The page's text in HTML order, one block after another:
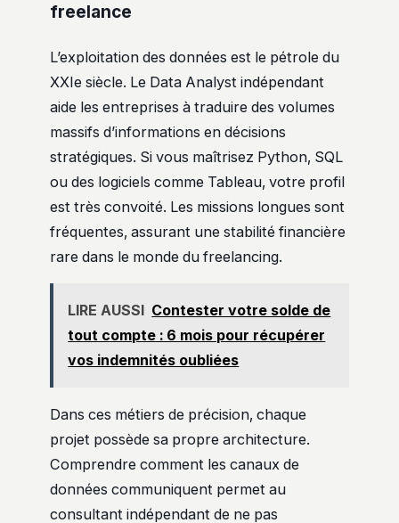
freelance
L’exploitation des données est le pétrole du
XXIe siècle. Le Data Analyst indépendant
aide les entreprises à traduire des volumes
massifs d’informations en décisions
stratégiques. Si vous maîtrisez Python, SQL
ou des logiciels comme Tableau, votre profil
est très convoité. Les missions longues sont
fréquentes, assurant une stabilité financière
rare dans le monde du freelancing.
LIRE AUSSI Contester votre solde de
tout compte : 6 mois pour récupérer
vos indemnités oubliées
Dans ces métiers de précision, chaque
projet possède sa propre architecture.
Comprendre comment les canaux de
données communiquent permet au
consultant indépendant de ne pas